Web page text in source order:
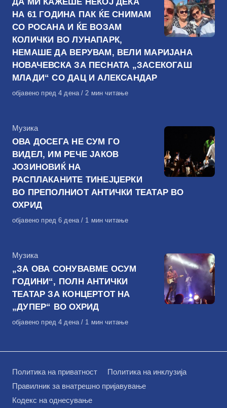
НА 61 ГОДИНА ПАК ЌЕ СНИМАМ
СО РОСАНА И ЌЕ ВОЗАМ
КОЛИЧКИ ВО ЛУНАПАРК,
НЕМАШЕ ДА ВЕРУВАМ, ВЕЛИ МАРИЈАНА
НОВАЧЕВСКА ЗА ПЕСНАТА „ЗАСЕКОГАШ
МЛАДИ“ СО ДАЦ И АЛЕКСАНДАР
Објавено
објавено пред 4 дена 2 мин читање
КАтегорија
Музика
ОВА ДОСЕГА НЕ СУМ ГО
ВИДЕЛ, ИМ РЕЧЕ ЈАКОВ
ЈОЗИНОВИЌ НА
РАСПЛАКАНИТЕ ТИНЕЈЏЕРКИ
ВО ПРЕПОЛНИОТ АНТИЧКИ ТЕАТАР ВО
ОХРИД
Објавено
објавено пред 6 дена 1 мин читање
КАтегорија
Музика
„ЗА ОВА СОНУВАВМЕ ОСУМ
ГОДИНИ“, ПОЛН АНТИЧКИ
ТЕАТАР ЗА КОНЦЕРТОТ НА
„ДУПЕР“ ВО ОХРИД
Објавено
објавено пред 4 дена 1 мин читање
Политика на приватност
Политика на инклузија
Правилник за внатрешно пријавување
Кодекс на однесување